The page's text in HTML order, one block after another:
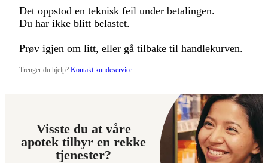
Det oppstod en teknisk feil under betalingen.
Du har ikke blitt belastet.
Prøv igjen om litt, eller gå tilbake til handlekurven.
Trenger du hjelp? Kontakt kundeservice.
Visste du at våre
apotek tilbyr en rekke
tjenester?